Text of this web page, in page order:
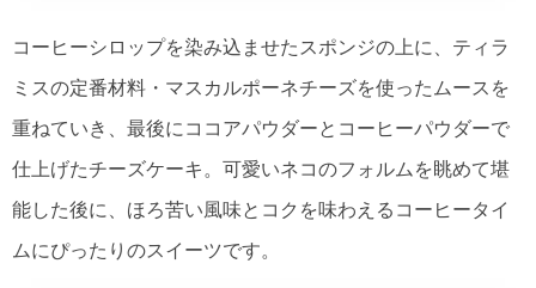
コーヒーシロップを染み込ませたスポンジの上に、ティラ
ミスの定番材料・マスカルポーネチーズを使ったムースを
重ねていき、最後にココアパウダーとコーヒーパウダーで
仕上げたチーズケーキ。可愛いネコのフォルムを眺めて堪
能した後に、ほろ苦い風味とコクを味わえるコーヒータイ
ムにぴったりのスイーツです。